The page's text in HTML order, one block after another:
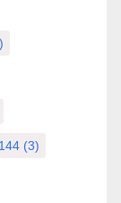
(3)